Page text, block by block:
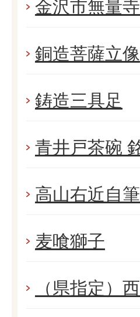
金沢市無量
銅造菩薩立像
鋳造三具足
青井戸茶碗
高山右近自
麦喰獅子
（県指定）